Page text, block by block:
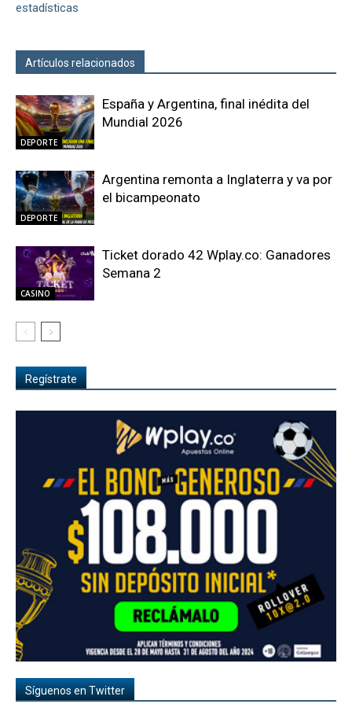
estadísticas
Artículos relacionados
DEPORTE
España y Argentina, final inédita del
Mundial 2026
DEPORTE
Argentina remonta a Inglaterra y va por
el bicampeonato
CASINO
Ticket dorado 42 Wplay.co: Ganadores
Semana 2
Regístrate
Síguenos en Twitter